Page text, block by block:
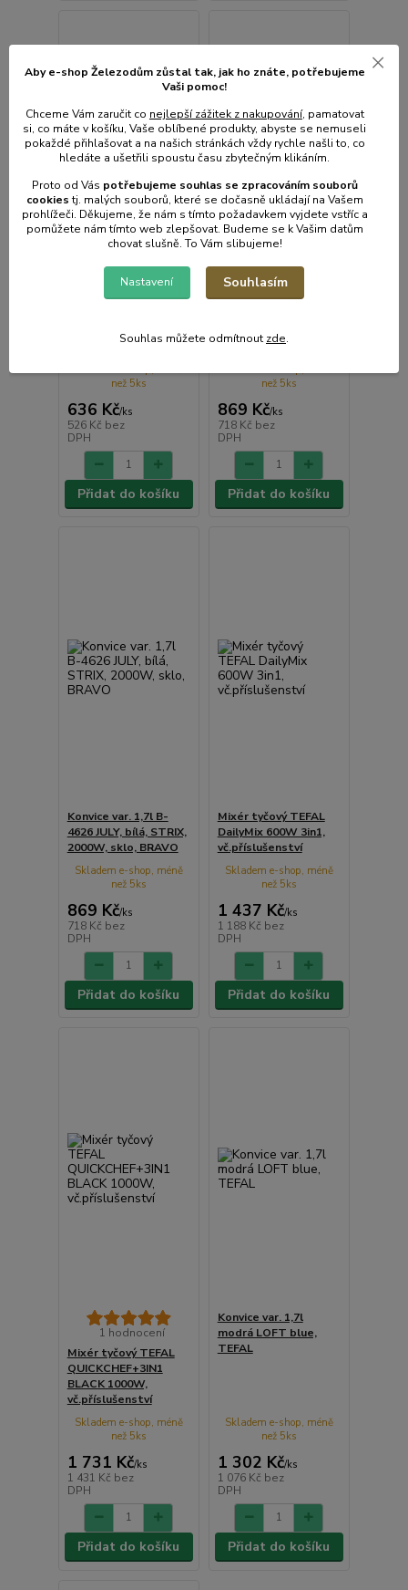
Konvice var. 1,0l B-
636 Kč/ks
526 Kč bez
DPH
než 5ks
Přidat do košíku
Konvice var. 1,7l B-
STRIX, 2000W, sklo,
BRAVO
869 Kč/ks
718 Kč bez
DPH
než 5ks
Přidat do košíku
Konvice var. 1,7l B-
4626 JULY, bílá, STRIX,
2000W, sklo, BRAVO
869 Kč/ks
718 Kč bez
DPH
Skladem e-shop, méně
než 5ks
Přidat do košíku
Mixér tyčový TEFAL
DailyMix 600W 3in1,
vč.příslušenství
1 437 Kč/ks
1 188 Kč bez
DPH
Skladem e-shop, méně
než 5ks
Přidat do košíku
1 hodnocení
Mixér tyčový TEFAL
QUICKCHEF+3IN1
BLACK 1000W,
vč.příslušenství
1 731 Kč/ks
1 431 Kč bez
DPH
Skladem e-shop, méně
než 5ks
Přidat do košíku
Konvice var. 1,7l
modrá LOFT blue,
TEFAL
1 302 Kč/ks
1 076 Kč bez
DPH
Skladem e-shop, méně
než 5ks
Přidat do košíku
Aby e-shop Železodům zůstal tak, jak ho znáte, potřebujeme
Vaši pomoc!
Chceme Vám zaručit co nejlepší zážitek z nakupování, pamatovat
si, co máte v košíku, Vaše oblíbené produkty, abyste se nemuseli
pokaždé přihlašovat a na našich stránkách vždy rychle našli to, co
hledáte a ušetřili spoustu času zbytečným klikáním.
Proto od Vás potřebujeme souhlas se zpracováním souborů
cookiestj. malých souborů, které se dočasně ukládají na Vašem
prohlížeči. Děkujeme, že nám s tímto požadavkem vyjdete vstříc a
pomůžete nám tímto web zlepšovat. Budeme se k Vašim datům
chovat slušně. To Vám slibujeme!
Nastavení Souhlasím
Souhlas můžete odmítnout zde.